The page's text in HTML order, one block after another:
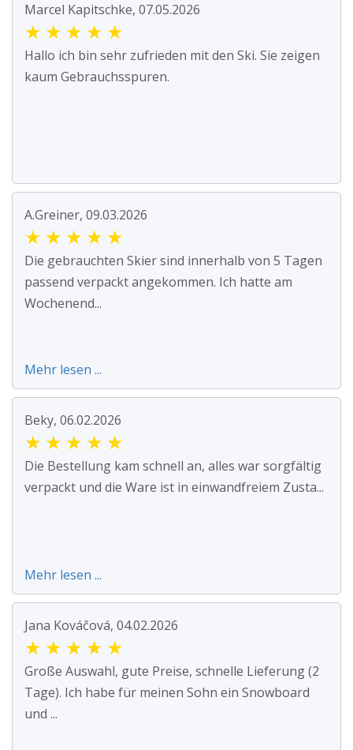
Marcel Kapitschke, 07.05.2026
★ ★ ★ ★ ★
Hallo ich bin sehr zufrieden mit den Ski. Sie zeigen
kaum Gebrauchsspuren.
A.Greiner, 09.03.2026
★ ★ ★ ★ ★
Die gebrauchten Skier sind innerhalb von 5 Tagen
passend verpackt angekommen. Ich hatte am
Wochenend...
Mehr lesen ...
Beky, 06.02.2026
★ ★ ★ ★ ★
Die Bestellung kam schnell an, alles war sorgfältig
verpackt und die Ware ist in einwandfreiem Zusta...
Mehr lesen ...
Jana Kováčová, 04.02.2026
★ ★ ★ ★ ★
Große Auswahl, gute Preise, schnelle Lieferung (2
Tage). Ich habe für meinen Sohn ein Snowboard
und ...